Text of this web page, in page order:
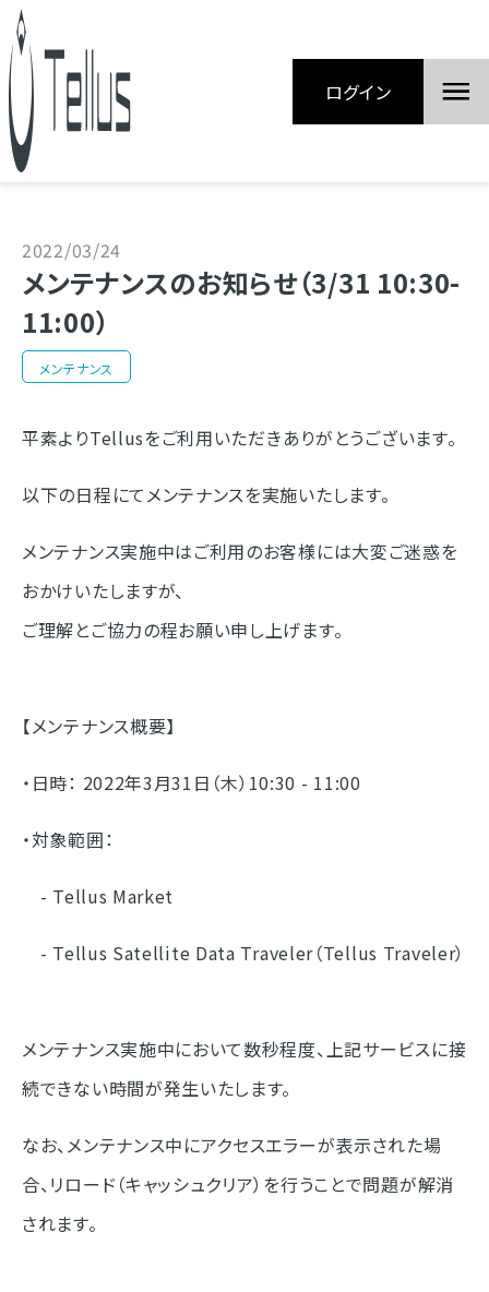
ログイン
2022/03/24
メンテナンスのお知らせ（3/31 10:30-
11:00）
メンテナンス
平素よりTellusをご利用いただきありがとうございます。
以下の日程にてメンテナンスを実施いたします。
メンテナンス実施中はご利用のお客様には大変ご迷惑を
おかけいたしますが、
ご理解とご協力の程お願い申し上げます。
【メンテナンス概要】
・日時： 2022年3月31日（木）10:30 - 11:00
・対象範囲：
- Tellus Market
- Tellus Satellite Data Traveler（Tellus Traveler）
メンテナンス実施中において数秒程度、上記サービスに接
続できない時間が発生いたします。
なお、メンテナンス中にアクセスエラーが表示された場
合、リロード（キャッシュクリア）を行うことで問題が解消
されます。